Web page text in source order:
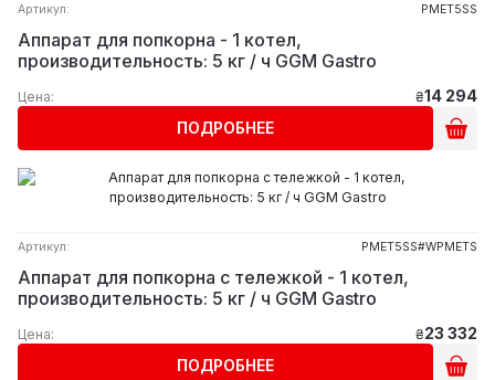
Артикул: PMET5SS
Аппарат для попкорна - 1 котел,
производительность: 5 кг / ч GGM Gastro
Цена: ₴14 294
ПОДРОБНЕЕ
Артикул: PMET5SS#WPMETS
Аппарат для попкорна с тележкой - 1 котел,
производительность: 5 кг / ч GGM Gastro
Цена: ₴23 332
ПОДРОБНЕЕ